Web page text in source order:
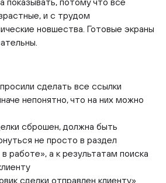
и с трудом
новшества. Готовые экраны
сделать все ссылки
непонятно, что на них можно
сброшен, должна быть
не просто в раздел
работе», а к результатам поиска
сделки отправлен клиенту»